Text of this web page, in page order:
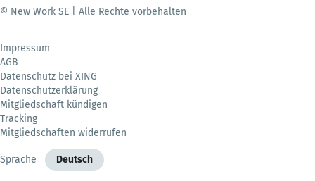
© New Work SE | Alle Rechte vorbehalten
Impressum
AGB
Datenschutz bei XING
Datenschutzerklärung
Mitgliedschaft kündigen
Tracking
Mitgliedschaften widerrufen
Sprache Deutsch